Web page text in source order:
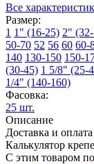
Все
Размер:
1 1" (16-25) 2"
50-70 52 56 60 60-
140 130-150 150-
(30-45) 1 5/8" (25-
1/4" (140-160)
Фасовка:
25 шт.
Описание
Доставка и оплата
Калькулятор
С этим товаром